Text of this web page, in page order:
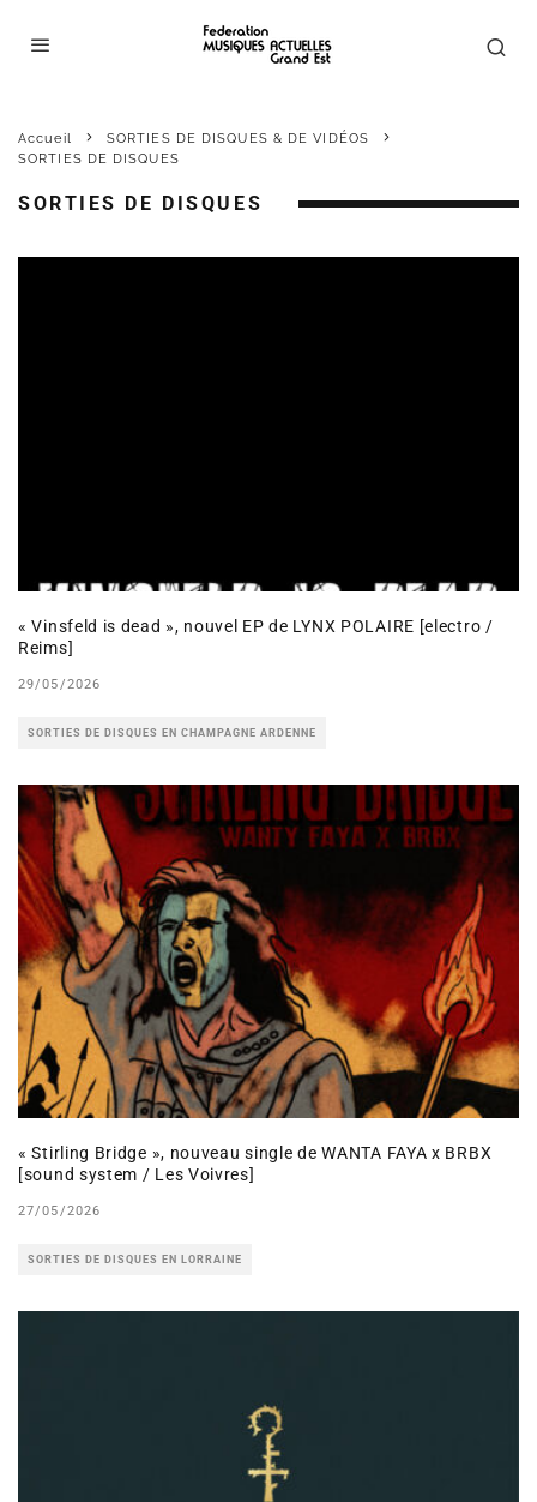
Accueil
SORTIES DE DISQUES & DE VIDÉOS
SORTIES DE DISQUES
SORTIES DE DISQUES
« Vinsfeld is dead », nouvel EP de LYNX POLAIRE [electro /
Reims]
29/05/2026
SORTIES DE DISQUES EN CHAMPAGNE ARDENNE
« Stirling Bridge », nouveau single de WANTA FAYA x BRBX
[sound system / Les Voivres]
27/05/2026
SORTIES DE DISQUES EN LORRAINE